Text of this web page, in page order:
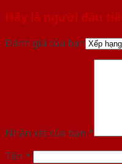
Hãy là người đầu
Đánh giá của bạn
Nhận xét của bạn *
Tên *